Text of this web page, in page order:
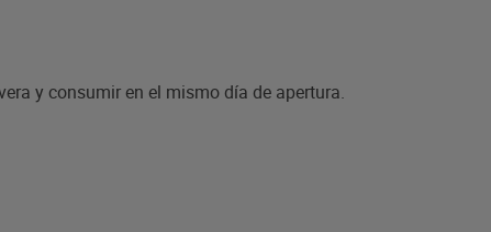
y consumir en el mismo día de apertura.